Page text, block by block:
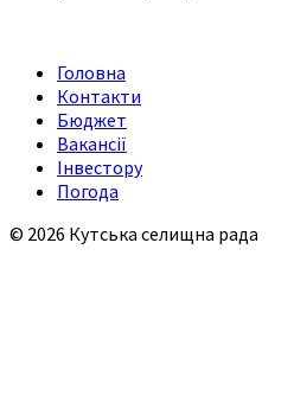
Головна
Контакти
Бюджет
Вакансії
Інвестору
Погода
© 2026 Кутська селищна рада